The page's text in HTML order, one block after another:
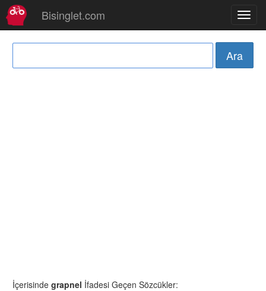
Bisinglet.com
İçerisinde grapnel İfadesi Geçen Sözcükler: